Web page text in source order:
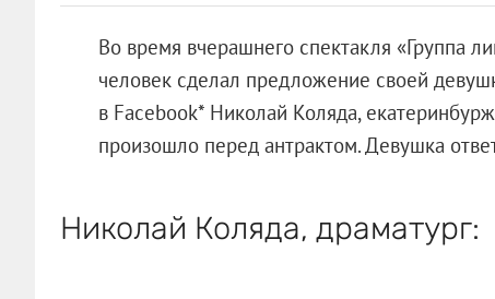
Во время вчерашнего спектакля «Группа
человек сделал предложение своей
в Facebook* Николай Коляда,
произошло перед антрактом. Девушка
Николай Коляда, драматург: